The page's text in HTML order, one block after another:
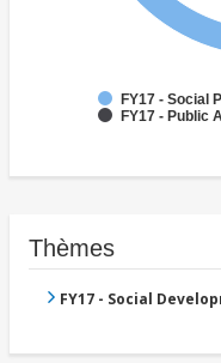
FY17 - Social
FY17 - Public
Thèmes
FY17 - Social